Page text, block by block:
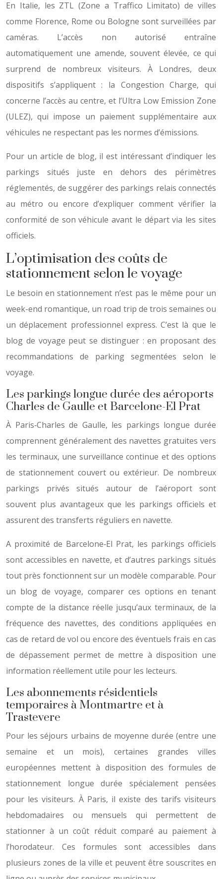
En Italie, les ZTL (Zone a Traffico Limitato) de villes
comme Florence, Rome ou Bologne sont surveillées par
caméras. L’accès non autorisé entraîne
automatiquement une amende, souvent élevée, ce qui
surprend de nombreux visiteurs. À Londres, deux
dispositifs s’appliquent : la Congestion Charge, qui
concerne l’accès au centre, et l’Ultra Low Emission Zone
(ULEZ), qui impose un paiement supplémentaire aux
véhicules ne respectant pas les normes d’émissions.
Pour un article de blog, il est intéressant d’indiquer les
parkings situés juste en dehors des périmètres
réglementés, de suggérer des parkings relais connectés
au métro ou encore d’expliquer comment vérifier la
conformité de son véhicule avant le départ via les sites
officiels.
L’optimisation des coûts de
stationnement selon le voyage
Le besoin en stationnement n’est pas le même pour un
week-end romantique, un road trip de trois semaines ou
un déplacement professionnel express. C’est là que le
blog de voyage peut se distinguer : en proposant des
recommandations de parking segmentées selon le
voyage.
Les parkings longue durée des aéroports
Charles de Gaulle et Barcelone-El Prat
À Paris‑Charles de Gaulle, les parkings longue durée
comprennent généralement des navettes gratuites vers
les terminaux, une surveillance continue et des options
de stationnement couvert ou extérieur. De nombreux
parkings privés situés autour de l’aéroport sont
souvent plus avantageux que les parkings officiels et
assurent des transferts réguliers en navette.
A proximité de Barcelone‑El Prat, les parkings officiels
sont accessibles en navette, et d’autres parkings situés
tout près fonctionnent sur un modèle comparable. Pour
un blog de voyage, comparer ces options en tenant
compte de la distance réelle jusqu’aux terminaux, de la
fréquence des navettes, des conditions appliquées en
cas de retard de vol ou encore des éventuels frais en cas
de dépassement permet de mettre à disposition une
information réellement utile pour les lecteurs.
Les abonnements résidentiels
temporaires à Montmartre et à
Trastevere
Pour les séjours urbains de moyenne durée (entre une
semaine et un mois), certaines grandes villes
européennes mettent à disposition des formules de
stationnement longue durée spécialement pensées
pour les visiteurs. À Paris, il existe des tarifs visiteurs
hebdomadaires ou mensuels qui permettent de
stationner à un coût réduit comparé au paiement à
l’horodateur. Ces formules sont accessibles dans
plusieurs zones de la ville et peuvent être souscrites en